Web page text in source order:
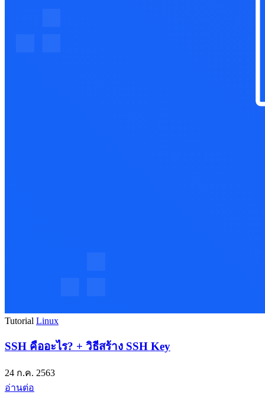
Tutorial Linux
SSH คืออะไร? + วิธีสร้าง SSH Key
24 ก.ค. 2563
อ่านต่อ